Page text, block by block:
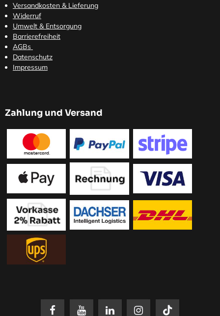
Versandkosten & Lieferung
Widerruf
Umwelt & Entsorgung
Barrierefreiheit
AGBs
Datenschutz
Impressum
Zahlung und Versand